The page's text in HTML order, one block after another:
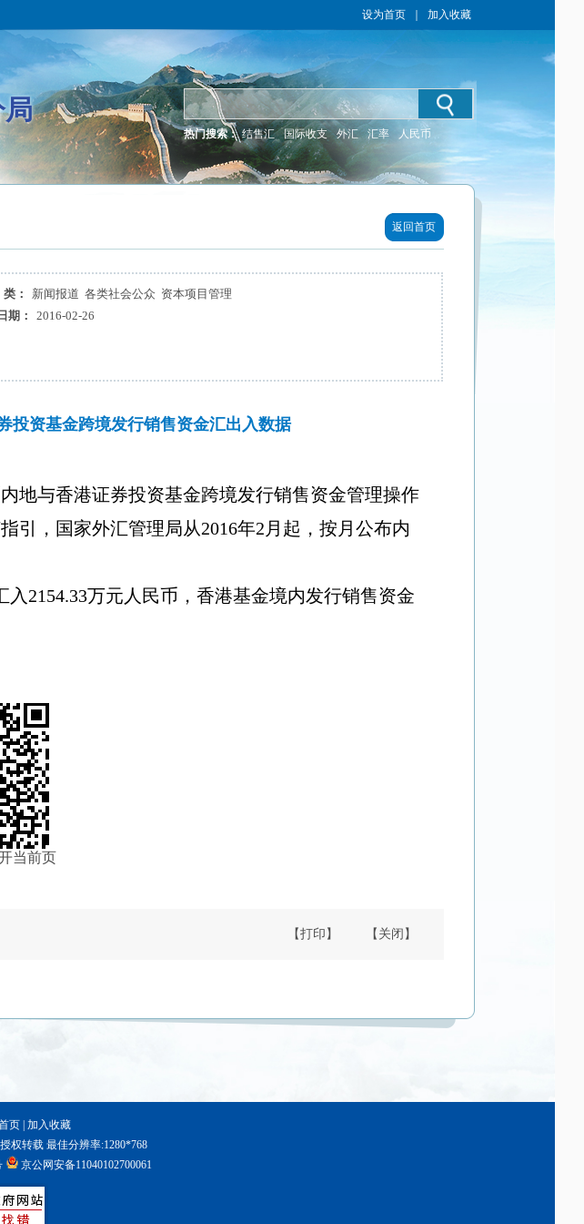
设为首页 加入收藏
热门搜索： 结售汇 国际收支 外汇 汇率 人民币
返回首页
：
新闻报道 各类社会公众 资本项目管理
期：
2016-02-26
投资基金跨境发行销售资金汇出入数据
地与香港证券投资基金跨境发行销售资金管理操作
引，国家外汇管理局从2016年2 月起，按月公布内
入 2154.33万元人民币，香港基金境内发行销售资金
当前页
【打印】 【关闭】
页 加入收藏
权转载 最佳分辨率:1280*768
京公网安备11040102700061